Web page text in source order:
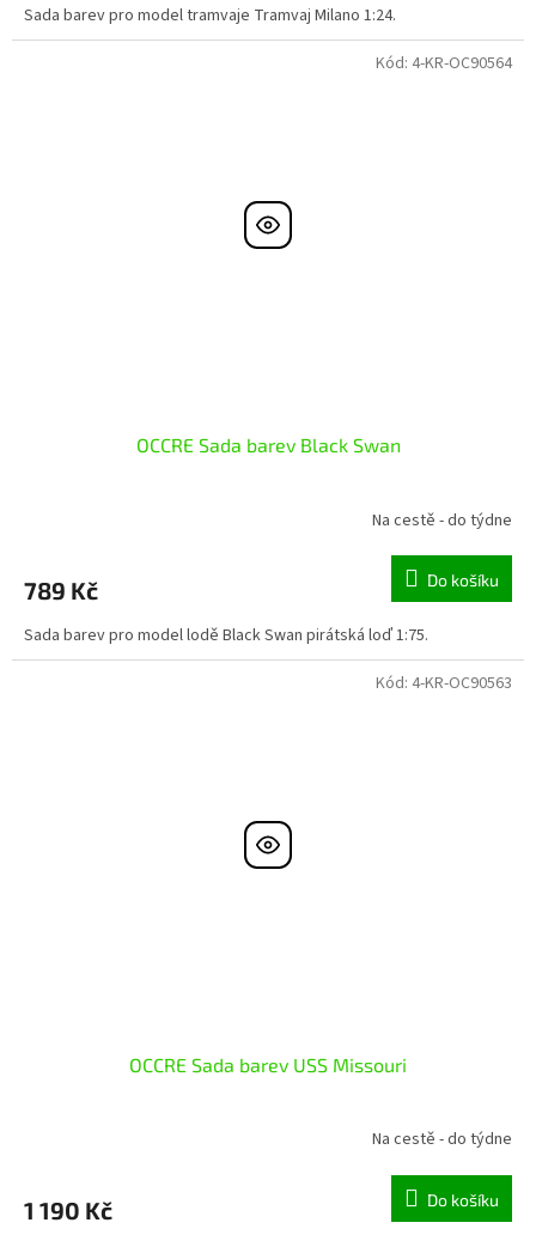
Sada barev pro model tramvaje Tramvaj Milano 1:24.
OCCRE Sada barev Black Swan
Na cestě - do týdne
789 Kč Do košíku
Sada barev pro model lodě Black Swan pirátská loď 1:75.
Kód: 4-KR-OC90564
OCCRE Sada barev USS Missouri
Na cestě - do týdne
1 190 Kč Do košíku
Kód: 4-KR-OC90563